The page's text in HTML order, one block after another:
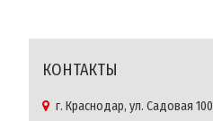
КОНТАКТЫ
г. Краснодар, ул. Садовая 100